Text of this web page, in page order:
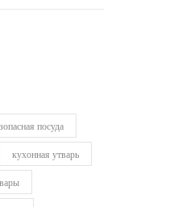
посуда
кухонная утварь